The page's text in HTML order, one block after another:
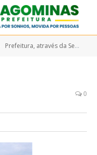
Prefeitura, através da Sems e Seminfra, faz o recolhimento de pneus despejados de forma irregular
0